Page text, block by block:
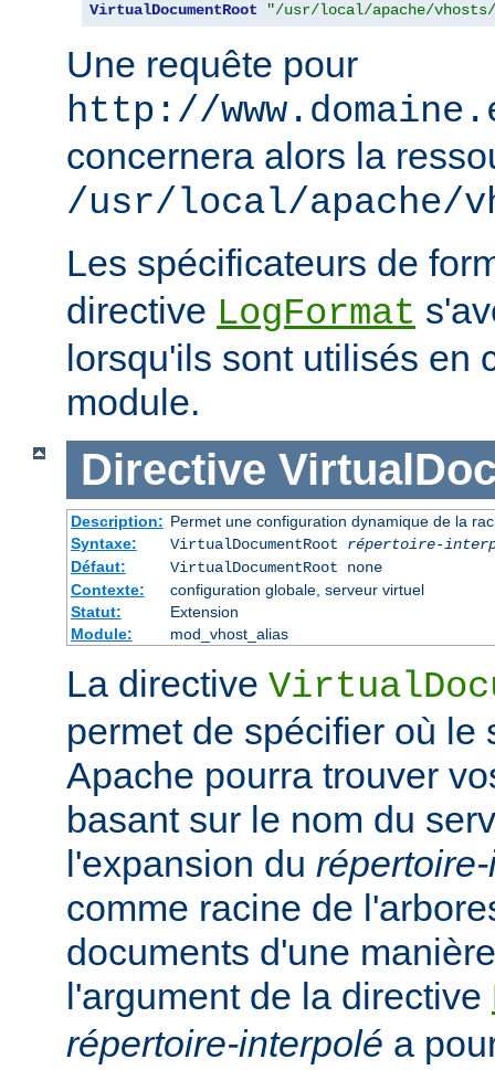
VirtualDocumentRoot "/usr/local/apache/vhosts/
Une requête pour
http://
concernera alors la
/usr/local/apache/
Les spécificateurs de
directive LogFormat
lorsqu'ils sont utilisés en
module.
Directive
Description: Permet une configuration dynamique de la
Syntaxe:
VirtualDocumentRoot répertoire-
Défaut:
VirtualDocumentRoot none
Contexte:
configuration globale, serveur virtuel
Statut:
Extension
Module:
mod_vhost_alias
La directive
permet de spécifier où le
Apache pourra trouver
basant sur le nom du
l'expansion du
comme racine de
documents d'une
l'argument de la directive
répertoire-interpolé a